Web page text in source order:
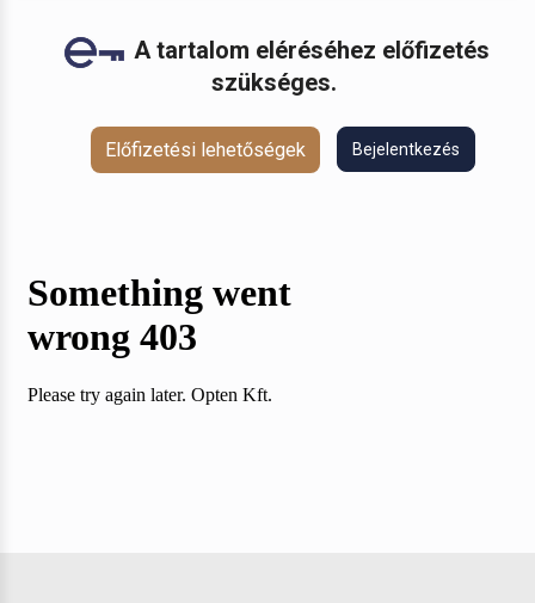
A tartalom eléréséhez előfizetés
szükséges.
Előfizetési lehetőségek Bejelentkezés